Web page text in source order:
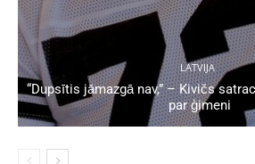
LATVIJA
“Dupsītis jāmazgā nav,” – Kivičs
par ģimeni